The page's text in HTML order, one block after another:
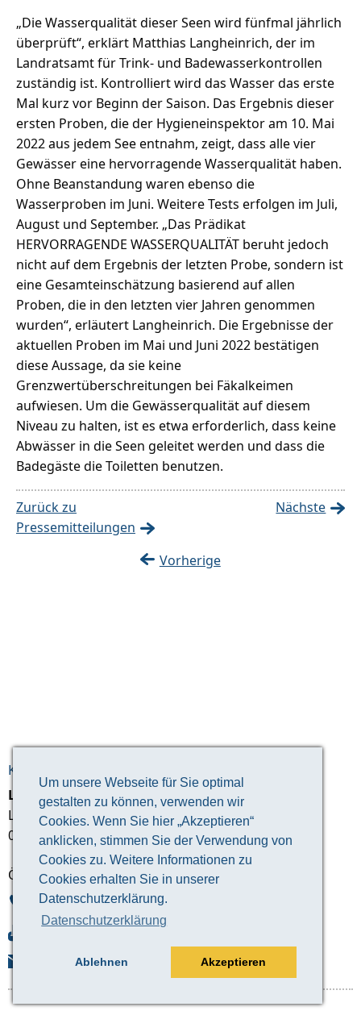
Um unsere Webseite für Sie optimal
gestalten zu können, verwenden wir
Cookies. Wenn Sie hier „Akzeptieren“
anklicken, stimmen Sie der Verwendung von
Cookies zu. Weitere Informationen zu
Cookies erhalten Sie in unserer
Datenschutzerklärung.
Datenschutzerklärung
Ablehnen Akzeptieren
„Die Wasserqualität dieser Seen wird fünfmal jährlich
überprüft“, erklärt Matthias Langheinrich, der im
Landratsamt für Trink- und Badewasserkontrollen
zuständig ist. Kontrolliert wird das Wasser das erste
Mal kurz vor Beginn der Saison. Das Ergebnis dieser
ersten Proben, die der Hygieneinspektor am 10. Mai
2022 aus jedem See entnahm, zeigt, dass alle vier
Gewässer eine hervorragende Wasserqualität haben.
Ohne Beanstandung waren ebenso die
Wasserproben im Juni. Weitere Tests erfolgen im Juli,
August und September. „Das Prädikat
HERVORRAGENDE WASSERQUALITÄT beruht jedoch
nicht auf dem Ergebnis der letzten Probe, sondern ist
eine Gesamteinschätzung basierend auf allen
Proben, die in den letzten vier Jahren genommen
wurden“, erläutert Langheinrich. Die Ergebnisse der
aktuellen Proben im Mai und Juni 2022 bestätigen
diese Aussage, da sie keine
Grenzwertüberschreitungen bei Fäkalkeimen
aufwiesen. Um die Gewässerqualität auf diesem
Niveau zu halten, ist es etwa erforderlich, dass keine
Abwässer in die Seen geleitet werden und dass die
Badegäste die Toiletten benutzen.
Vorherige
Zurück zu
Pressemitteilungen
Nächste
KONTAKTDATEN
Landratsamt Altenburger Land
Lindenaustraße 9
04600 Altenburg
Öffentlichkeitsarbeit
03447 586-270